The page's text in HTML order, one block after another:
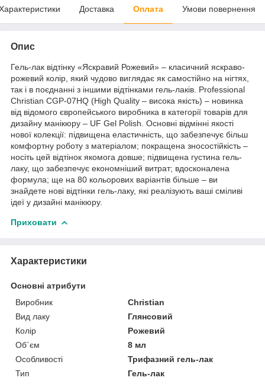
Доставка Оплата Умови повернення
Опис
Гель-лак відтінку «Яскравий Рожевий» – класичний яскраво-
рожевий колір, який чудово виглядає як самостійно на нігтях,
так і в поєднанні з іншими відтінками гель-лаків. Professional
Christian CGP-07HQ (High Quality – висока якість) – новинка
від відомого європейського виробника в категорії товарів для
дизайну манікюру – UF Gel Polish. Основні відмінні якості
нової колекції: підвищена еластичність, що забезпечує більш
комфортну роботу з матеріалом; покращена зносостійкість –
носіть цей відтінок якомога довше; підвищена густина гель-
лаку, що забезпечує економніший витрат; вдосконалена
формула; ще на 80 кольорових варіантів більше – ви
знайдете нові відтінки гель-лаку, які реалізують ваші сміливі
ідеї у дизайні манікюру.
Приховати
Характеристики
Основні атрибути
Виробник
Christian
Вид лаку
Глянсовий
Колір
Рожевий
Об`єм
8 мл
Особливості
Трифазний гель-лак
Тип
Гель-лак